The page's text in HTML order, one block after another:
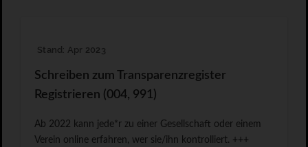
Stand: Apr 2023
Schreiben zum Transparenzregister
Registrieren (004, 991)
Ab 2022 kann jede*r zu einer Gesellschaft oder einem
Verein online erfahren, wer sie/ihn kontrolliert. +++